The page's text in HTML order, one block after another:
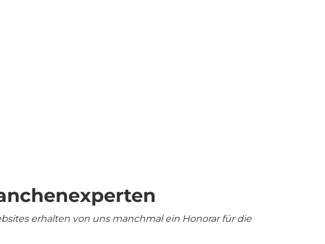
erhalten von uns manchmal ein Honorar für die